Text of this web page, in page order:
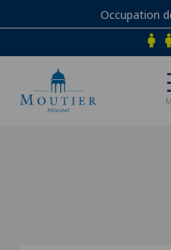
Occupation